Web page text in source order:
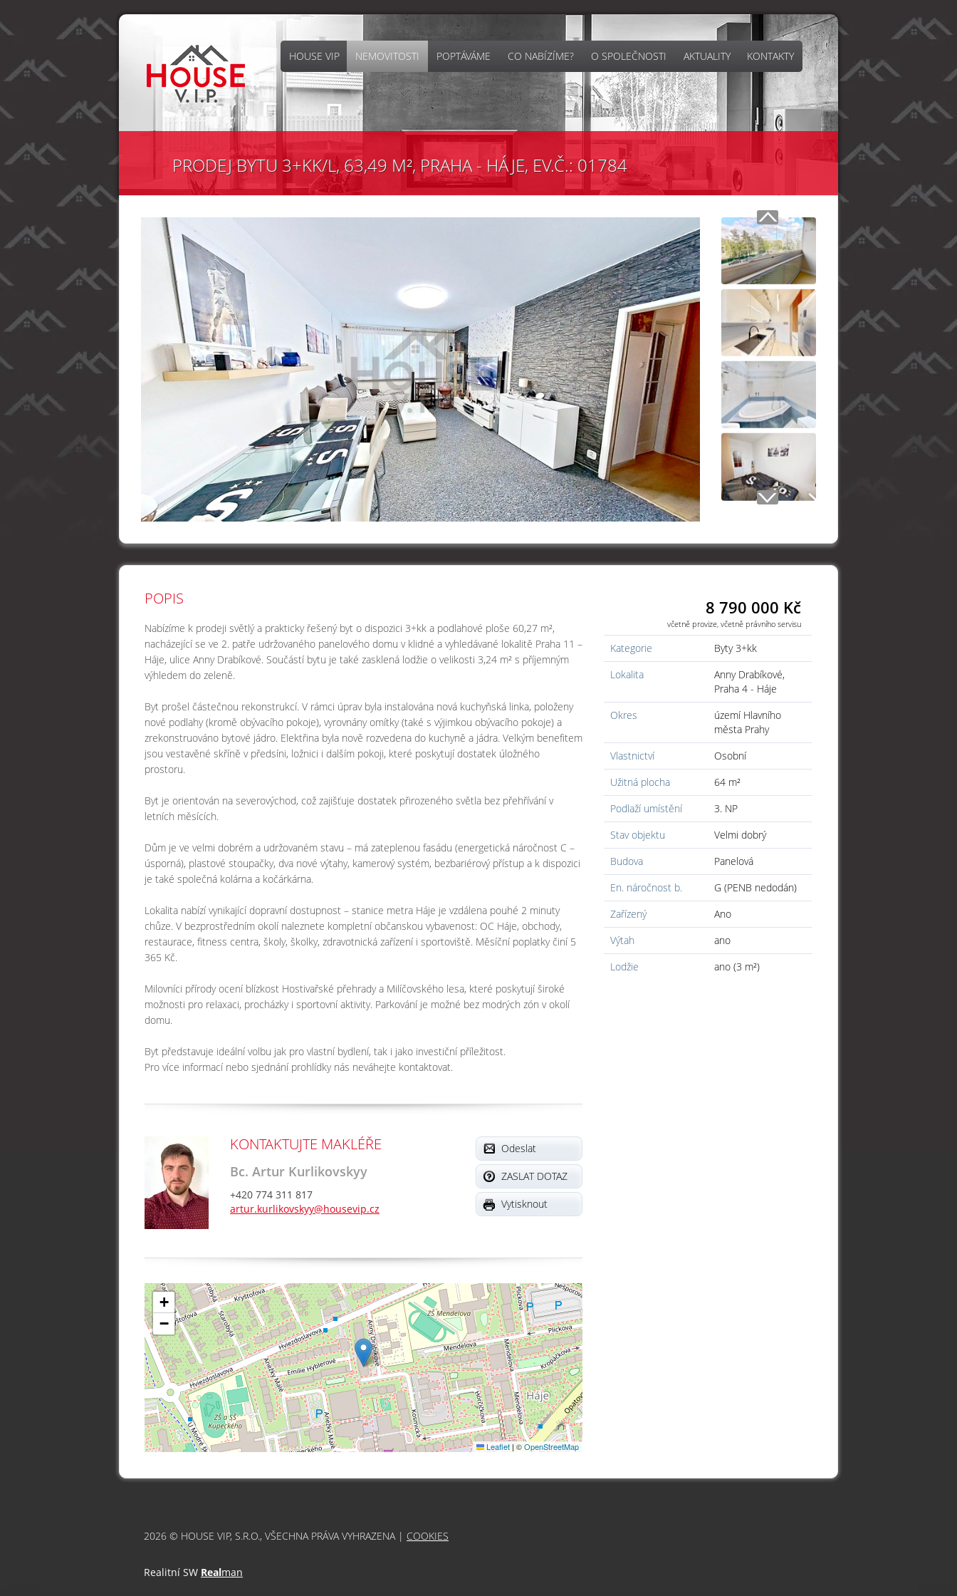
HOUSE VIP NEMOVITOSTI POPTÁVÁME CO NABÍZÍME? O SPOLEČNOSTI AKTUALITY KONTAKTY
PRODEJ BYTU 3+KK/L, 63,49 M², PRAHA - HÁJE, EV.Č.: 01784
POPIS
Nabízíme k prodeji světlý a prakticky řešený byt o dispozici 3+kk a podlahové ploše 60,27 m²,
nacházející se ve 2. patře udržovaného panelového domu v klidné a vyhledávané lokalitě Praha 11 –
Háje, ulice Anny Drabíkové. Součástí bytu je také zasklená lodžie o velikosti 3,24 m² s příjemným
výhledem do zeleně.
Byt prošel částečnou rekonstrukcí. V rámci úprav byla instalována nová kuchyňská linka, položeny
nové podlahy (kromě obývacího pokoje), vyrovnány omítky (také s výjimkou obývacího pokoje) a
zrekonstruováno bytové jádro. Elektřina byla nově rozvedena do kuchyně a jádra. Velkým benefitem
jsou vestavěné skříně v předsíni, ložnici i dalším pokoji, které poskytují dostatek úložného
prostoru.
Byt je orientován na severovýchod, což zajišťuje dostatek přirozeného světla bez přehřívání v
letních měsících.
Dům je ve velmi dobrém a udržovaném stavu – má zateplenou fasádu (energetická náročnost C –
úsporná), plastové stoupačky, dva nové výtahy, kamerový systém, bezbariérový přístup a k dispozici
je také společná kolárna a kočárkárna.
Lokalita nabízí vynikající dopravní dostupnost – stanice metra Háje je vzdálena pouhé 2 minuty
chůze. V bezprostředním okolí naleznete kompletní občanskou vybavenost: OC Háje, obchody,
restaurace, fitness centra, školy, školky, zdravotnická zařízení i sportoviště. Měsíční poplatky činí 5
365 Kč.
Milovníci přírody ocení blízkost Hostivařské přehrady a Milíčovského lesa, které poskytují široké
možnosti pro relaxaci, procházky i sportovní aktivity. Parkování je možné bez modrých zón v okolí
domu.
Byt představuje ideální volbu jak pro vlastní bydlení, tak i jako investiční příležitost.
Pro více informací nebo sjednání prohlídky nás neváhejte kontaktovat.
KONTAKTUJTE MAKLÉŘE
Bc. Artur Kurlikovskyy
+420 774 311 817
artur.kurlikovskyy@housevip.cz
Odeslat
ZASLAT DOTAZ
Vytisknout
+
−
Leaflet | ©OpenStreetMap
8 790 000 Kč
včetně provize, včetně právního servisu
Kategorie
Byty 3+kk
Lokalita
Anny Drabíkové,
Praha 4 - Háje
Okres
území Hlavního
města Prahy
Vlastnictví
Osobní
Užitná plocha
64 m²
Podlaží umístění
3. NP
Stav objektu
Velmi dobrý
Budova
Panelová
En. náročnost b.
G (PENB nedodán)
Zařízený
Ano
Výtah
ano
Lodžie
ano (3 m²)
2026 © HOUSE VIP, S.R.O., VŠECHNA PRÁVA VYHRAZENA | COOKIES
Realitní SW Realman